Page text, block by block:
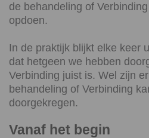
de behandeling of
opdoen.
In de praktijk blijkt elke keer
dat hetgeen we hebben
Verbinding juist is. Wel zijn
behandeling of Verbinding
doorgekregen.
Vanaf het begin